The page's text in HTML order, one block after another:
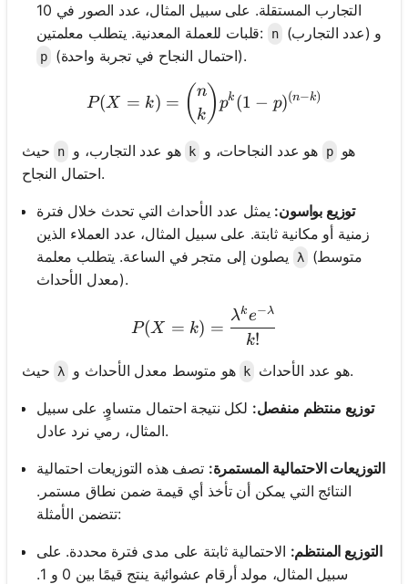
التجارب المستقلة. على سبيل المثال، عدد الصور في 10
قلبات للعملة المعدنية. يتطلب معلمتين:
n (عدد التجارب) و
p (احتمال النجاح في تجربة واحدة).
P(X = k) = {n \choose k}
P(X = k) = ( k
n)pk (1 − p)(n−k)
n هو عدد التجارب، و k p
احتمال النجاح.
توزيع بواسون: يمثل عدد الأحداث التي تحدث خلال فترة
زمنية أو مكانية ثابتة. على سبيل المثال، عدد العملاء الذين
λ
(متوسط
معدل الأحداث).
P(X = k) =
P(X = k) =
k!
λke−λ
λ هو متوسط معدل الأحداث و k هو عدد الأحداث.
توزيع منتظم منفصل: لكل نتيجة احتمال متساوٍ. على سبيل
المثال، رمي نرد عادل.
التوزيعات الاحتمالية المستمرة: تصف هذه التوزيعات احتمالية
النتائج التي يمكن أن تأخذ أي قيمة ضمن نطاق مستمر.
تتضمن الأمثلة:
التوزيع المنتظم: الاحتمالية ثابتة على مدى فترة محددة. على
سبيل المثال، مولد أرقام عشوائية ينتج قيمًا بين 0 و 1.